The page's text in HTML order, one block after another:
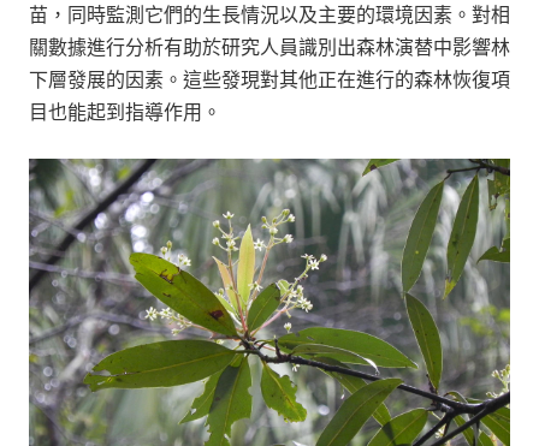
苗，同時監測它們的生長情況以及主要的環境因素。對相
關數據進行分析有助於研究人員識別出森林演替中影響林
下層發展的因素。這些發現對其他正在進行的森林恢復項
目也能起到指導作用。